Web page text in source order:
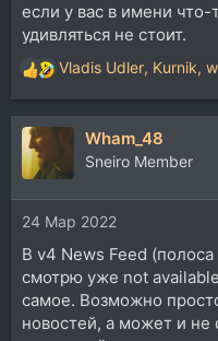
если у вас в имени
удивляться не стоит.
Р
е
а
к
ц
и
и
:
Vladis Udler, Kurnik,
Wham_48
Sneiro Member
24 Мар 2022
В v4 News Feed (полоса
смотрю уже not
самое. Возможно
новостей, а может и не